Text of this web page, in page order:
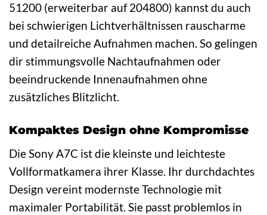
51200 (erweiterbar auf 204800) kannst du auch
bei schwierigen Lichtverhältnissen rauscharme
und detailreiche Aufnahmen machen. So gelingen
dir stimmungsvolle Nachtaufnahmen oder
beeindruckende Innenaufnahmen ohne
zusätzliches Blitzlicht.
Kompaktes Design ohne Kompromisse
Die Sony A7C ist die kleinste und leichteste
Vollformatkamera ihrer Klasse. Ihr durchdachtes
Design vereint modernste Technologie mit
maximaler Portabilität. Sie passt problemlos in